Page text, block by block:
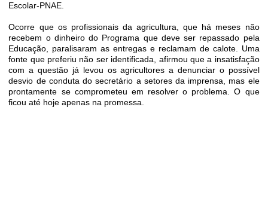
Escolar-PNAE.
Ocorre que os profissionais da agricultura, que há meses não
recebem o dinheiro do Programa que deve ser repassado pela
Educação, paralisaram as entregas e reclamam de calote. Uma
fonte que preferiu não ser identificada, afirmou que a insatisfação
com a questão já levou os agricultores a denunciar o possível
desvio de conduta do secretário a setores da imprensa, mas ele
prontamente se comprometeu em resolver o problema. O que
ficou até hoje apenas na promessa.